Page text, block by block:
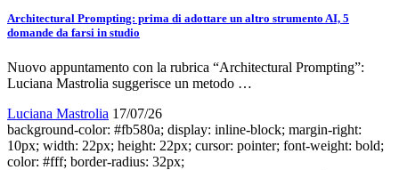
Architectural Prompting: prima di adottare un altro strumento AI, 5
domande da farsi in studio
Nuovo appuntamento con la rubrica “Architectural Prompting”:
Luciana Mastrolia suggerisce un metodo …
Luciana Mastrolia 17/07/26
background-color: #fb580a; display: inline-block; margin-right:
10px; width: 22px; height: 22px; cursor: pointer; font-weight: bold;
color: #fff; border-radius: 32px;